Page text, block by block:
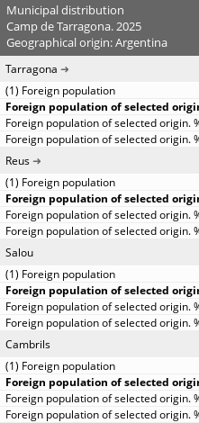
Municipal distribution
Camp de Tarragona. 2025
Geographical origin: Argentina
Tarragona
Reus
Salou
Cambrils